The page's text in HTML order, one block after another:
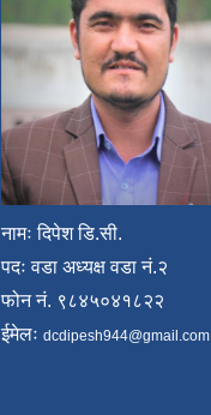
नामः दिपेश डि.सी.
पदः वडा अध्यक्ष वडा नं.२
फोन नं. ९८४५०४१८२२
ईमेलः dcdipesh944@gmail.com